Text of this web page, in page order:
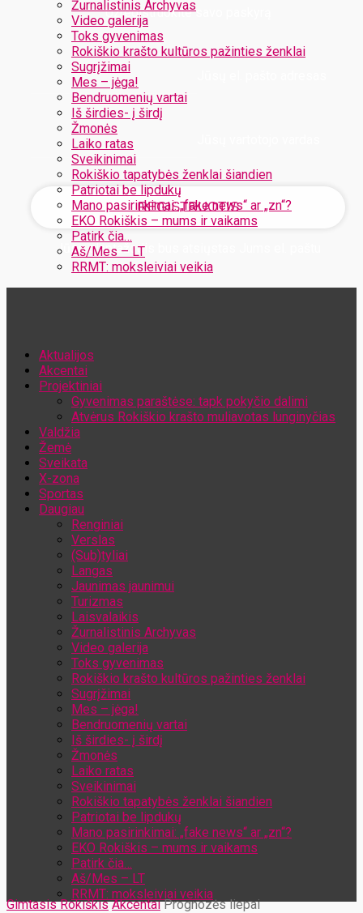
Žurnalistinis Archyvas
Video galerija
Toks gyvenimas
Rokiškio krašto kultūros pažinties ženklai
Sugrįžimai
Mes – jėga!
Bendruomenių vartai
Iš širdies- į širdį
Žmonės
Laiko ratas
Sveikinimai
Rokiškio tapatybės ženklai šiandien
Patriotai be lipdukų
Mano pasirinkimai: „fake news“ ar „zn“?
EKO Rokiškis – mums ir vaikams
Patirk čia…
Aš/Mes – LT
RRMT: moksleiviai veikia
Užregistruokite savo paskyrą
Jūsų slaptažodis bus atsiųstas Jums el. paštu
Aktualijos
Akcentai
Projektiniai
Gyvenimas paraštėse: tapk pokyčio dalimi
Atvėrus Rokiškio krašto muliavotas lunginyčias
Valdžia
Žemė
Sveikata
X-zona
Sportas
Daugiau
Renginiai
Verslas
(Sub)tyliai
Langas
Jaunimas jaunimui
Turizmas
Laisvalaikis
Žurnalistinis Archyvas
Video galerija
Toks gyvenimas
Rokiškio krašto kultūros pažinties ženklai
Sugrįžimai
Mes – jėga!
Bendruomenių vartai
Iš širdies- į širdį
Žmonės
Laiko ratas
Sveikinimai
Rokiškio tapatybės ženklai šiandien
Patriotai be lipdukų
Mano pasirinkimai: „fake news“ ar „zn“?
EKO Rokiškis – mums ir vaikams
Patirk čia…
Aš/Mes – LT
RRMT: moksleiviai veikia
Gimtasis Rokiškis Akcentai Prognozės liepai